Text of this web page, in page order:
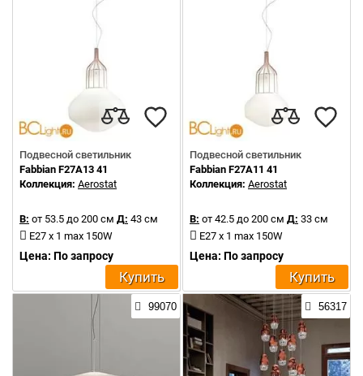
Подвесной светильник
Fabbian F27A13 41
Коллекция: Aerostat
В: от 53.5 до 200 см Д: 43 см
E27 x 1 max 150W
Цена: По запросу
Купить
Подвесной светильник
Fabbian F27A11 41
Коллекция: Aerostat
В: от 42.5 до 200 см Д: 33 см
E27 x 1 max 150W
Цена: По запросу
Купить
99070 56317